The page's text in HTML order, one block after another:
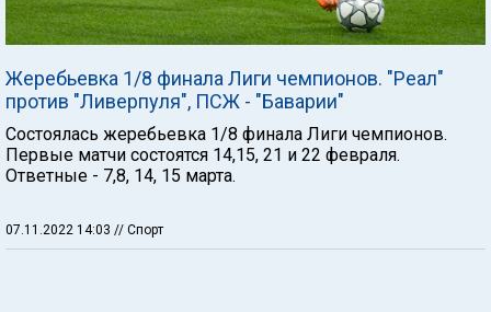
Жеребьевка 1/8 финала Лиги чемпионов. "Реал"
против "Ливерпуля", ПСЖ - "Баварии"
Состоялась жеребьевка 1/8 финала Лиги чемпионов.
Первые матчи состоятся 14,15, 21 и 22 февраля.
Ответные - 7,8, 14, 15 марта.
07.11.2022 14:03 // Спорт